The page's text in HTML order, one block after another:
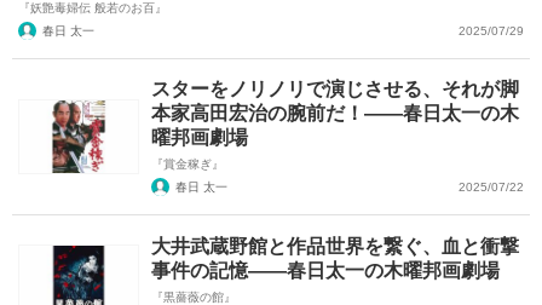
『妖艶毒婦伝 般若のお百』
春日 太一
2025/07/29
スターをノリノリで演じさせる、それが脚
本家高田宏治の腕前だ！――春日太一の木
曜邦画劇場
『賞金稼ぎ』
春日 太一
2025/07/22
大井武蔵野館と作品世界を繋ぐ、血と衝撃
事件の記憶――春日太一の木曜邦画劇場
『黒薔薇の館』